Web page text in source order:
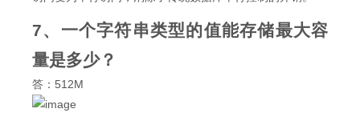
7、一个字符串类型的值能存储最大容
量是多少？
答：512M